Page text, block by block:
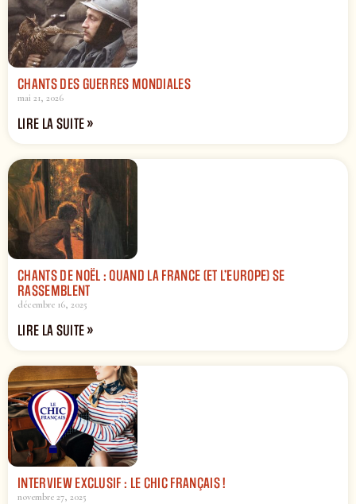
CHANTS DES GUERRES MONDIALES
mai 21, 2026
LIRE LA SUITE »
CHANTS DE NOËL : QUAND LA FRANCE (ET L’EUROPE) SE
RASSEMBLENT
décembre 16, 2025
LIRE LA SUITE »
INTERVIEW EXCLUSIF : LE CHIC FRANÇAIS !
novembre 27, 2025